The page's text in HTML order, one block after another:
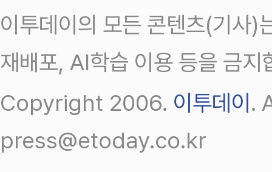
이투데이의 모든 콘텐츠(기사)
재배포, AI학습 이용 등을 금지
Copyright 2006. 이투데이.
press@etoday.co.kr